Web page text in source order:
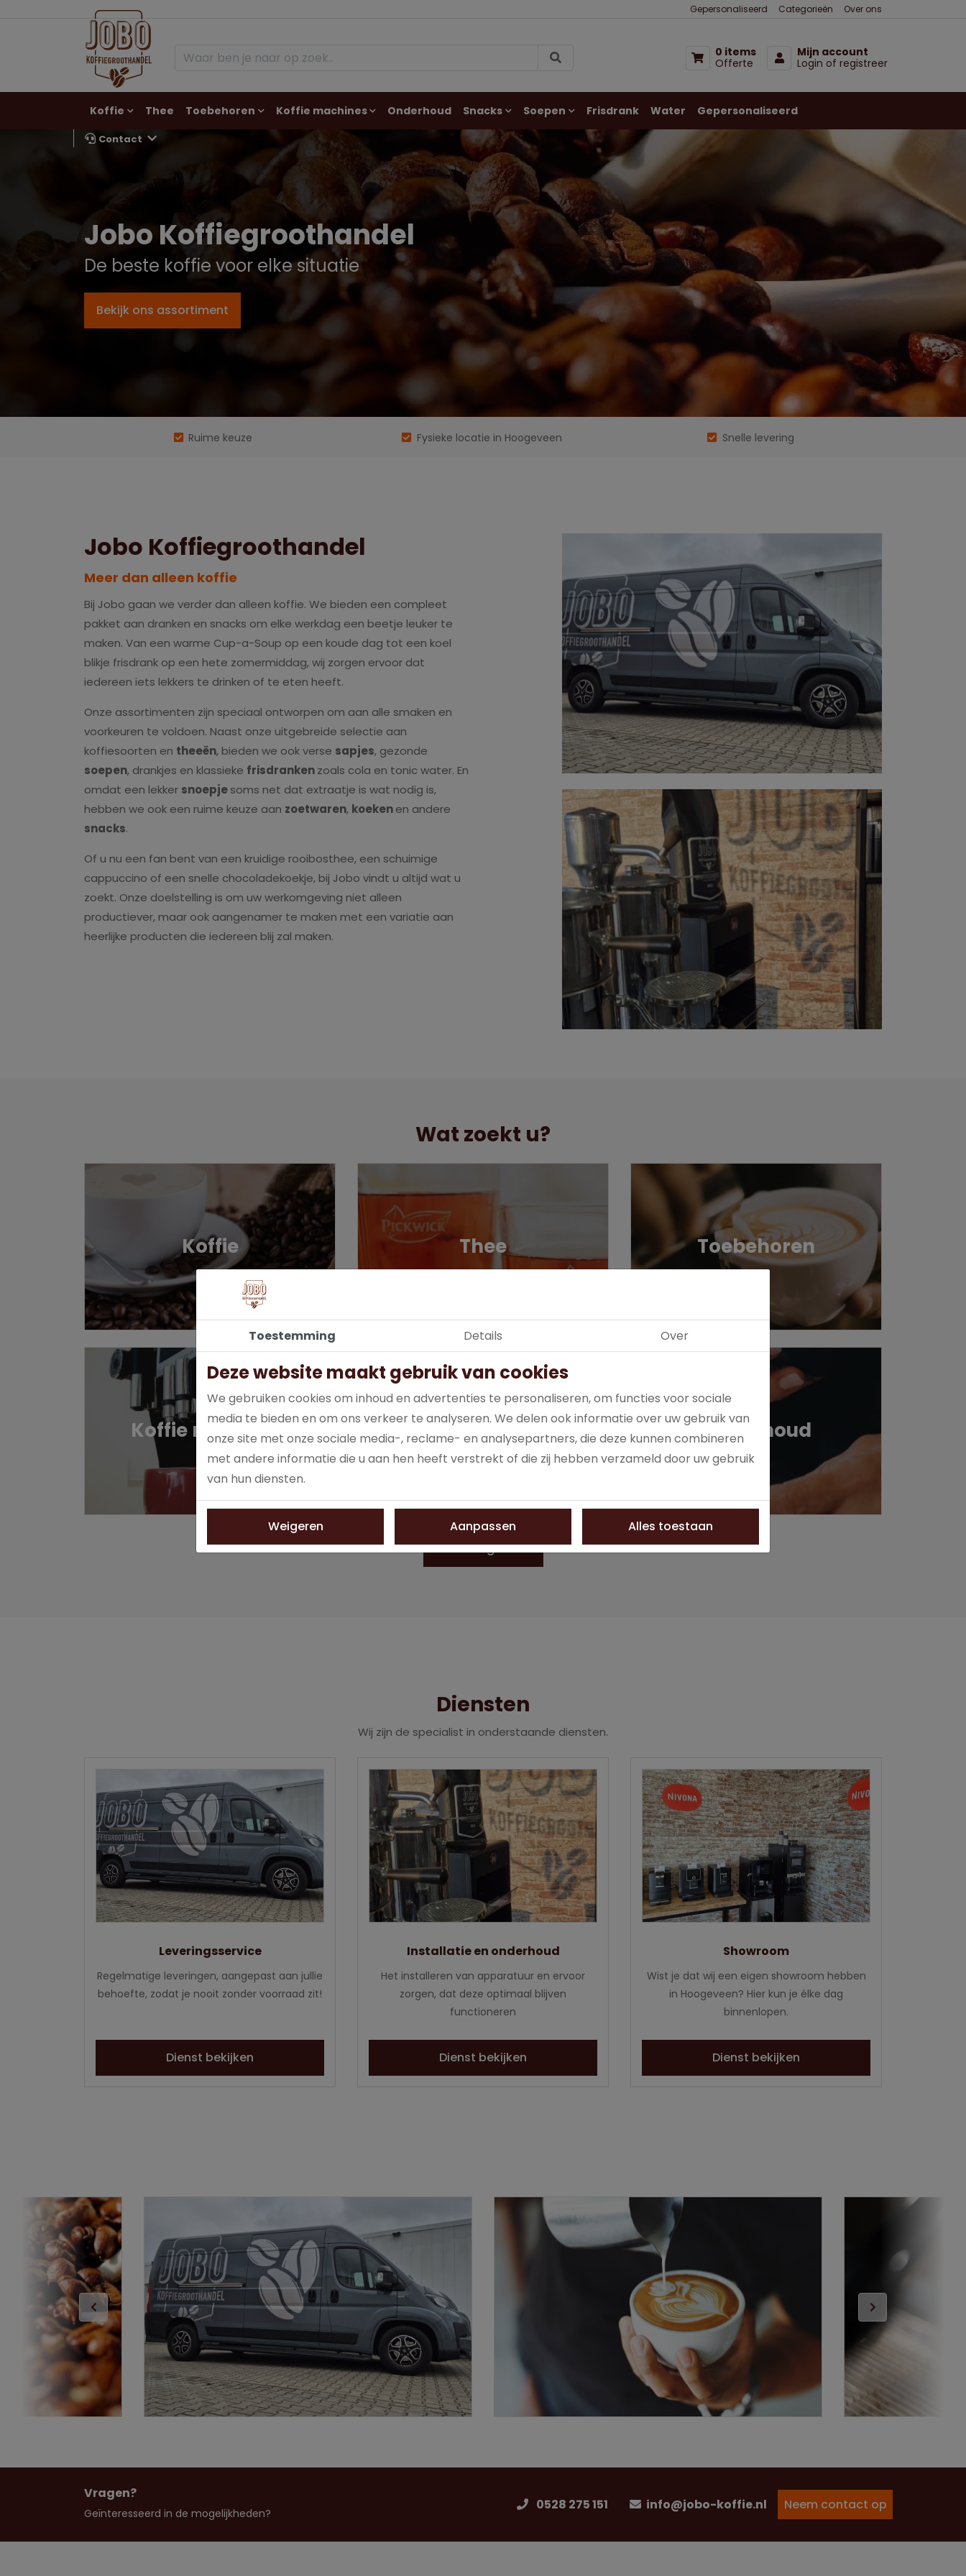
Gepersonaliseerd Categorieën Over ons
0 items
Offerte
Mijn account
Login of registreer
Koffie Thee Toebehoren Koffie machines Onderhoud Snacks Soepen Frisdrank Water Gepersonaliseerd
Contact
Jobo Koffiegroothandel
De beste koffie voor elke situatie
Bekijk ons assortiment
Ruime keuze Fysieke locatie in Hoogeveen Snelle levering
Jobo Koffiegroothandel
Meer dan alleen koffie
Bij Jobo gaan we verder dan alleen koffie. We bieden een compleet
pakket aan dranken en snacks om elke werkdag een beetje leuker te
maken. Van een warme Cup-a-Soup op een koude dag tot een koel
blikje frisdrank op een hete zomermiddag, wij zorgen ervoor dat
iedereen iets lekkers te drinken of te eten heeft.
Onze assortimenten zijn speciaal ontworpen om aan alle smaken en
voorkeuren te voldoen. Naast onze uitgebreide selectie aan
koffiesoorten en theeën, bieden we ook verse sapjes, gezonde
soepen, drankjes en klassieke frisdrankenzoals cola en tonic water. En
omdat een lekker snoepjesoms net dat extraatje is wat nodig is,
hebben we ook een ruime keuze aan zoetwaren, koekenen andere
snacks.
Of u nu een fan bent van een kruidige rooibosthee, een schuimige
cappuccino of een snelle chocoladekoekje, bij Jobo vindt u altijd wat u
zoekt. Onze doelstelling is om uw werkomgeving niet alleen
productiever, maar ook aangenamer te maken met een variatie aan
heerlijke producten die iedereen blij zal maken.
Wat zoekt u?
Koffie Thee Toebehoren
Koffie machines Frisdrank Onderhoud
Alle categorieën
Diensten
Wij zijn de specialist in onderstaande diensten.
Leveringsservice
Regelmatige leveringen, aangepast aan jullie
behoefte, zodat je nooit zonder voorraad zit!
Dienst bekijken
Installatie en onderhoud
Het installeren van apparatuur en ervoor
zorgen, dat deze optimaal blijven
functioneren
Dienst bekijken
Showroom
Wist je dat wij een eigen showroom hebben
in Hoogeveen? Hier kun je élke dag
binnenlopen.
Dienst bekijken
Vragen?
Geïnteresseerd in de mogelijkheden?
0528 275 151 info@jobo-koffie.nl Neem contact op
Toestemming Details Over
Deze website maakt gebruik van cookies
We gebruiken cookies om inhoud en advertenties te personaliseren, om functies voor sociale
media te bieden en om ons verkeer te analyseren. We delen ook informatie over uw gebruik van
onze site met onze sociale media-, reclame- en analysepartners, die deze kunnen combineren
met andere informatie die u aan hen heeft verstrekt of die zij hebben verzameld door uw gebruik
van hun diensten.
Weigeren Aanpassen Alles toestaan